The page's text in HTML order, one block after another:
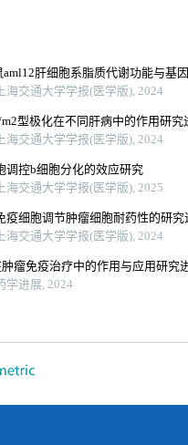
aml12肝细胞系脂质代谢功能与基
海交通大学学报(医学版), 2024
m2型极化在不同肝病中的作用研究
海交通大学学报(医学版), 2024
调控b细胞分化的效应研究
海交通大学学报(医学版), 2025
疫细胞调节肿瘤细胞耐药性的研究
海交通大学学报(医学版), 2024
瘤免疫治疗中的作用与应用研究
学进展, 2024